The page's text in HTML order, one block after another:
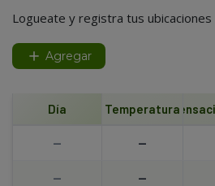
Logueate y registra tus ubicaciones
Agregar
Día Temperatura
-- --
-- --